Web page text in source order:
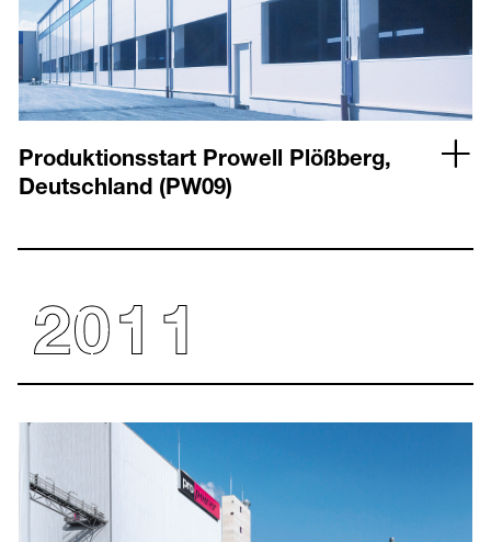
Produktionsstart Prowell Plößberg,
Deutschland (PW09)